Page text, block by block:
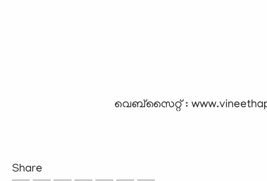
വെബ്സൈറ്റ് :
Share